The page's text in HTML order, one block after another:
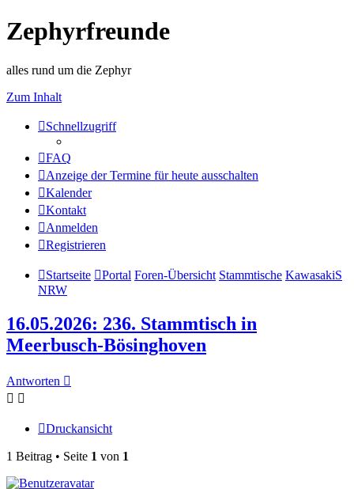
Zephyrfreunde
alles rund um die Zephyr
Zum Inhalt
Schnellzugriff
FAQ
Anzeige der Termine für heute ausschalten
Kalender
Kontakt
Anmelden
Registrieren
Startseite Portal Foren-Übersicht Stammtische KawasakiS
NRW
16.05.2026: 236. Stammtisch in
Meerbusch-Bösinghoven
Antworten
Druckansicht
1 Beitrag • Seite 1 von 1